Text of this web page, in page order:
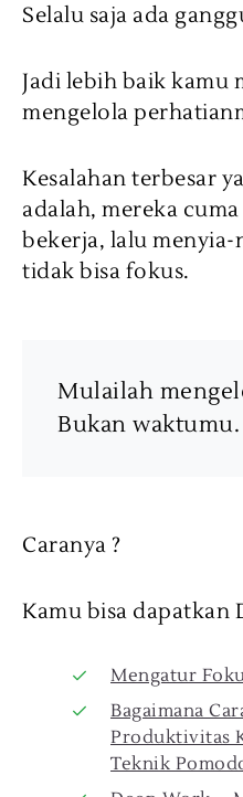
Selalu saja ada
Jadi lebih baik kamu
mengelola
Kesalahan terbesar
adalah, mereka
bekerja, lalu
tidak bisa fokus.
Mulailah
Bukan waktumu.
Caranya ?
Kamu bisa dapatkan
Mengatur
Bagaimana
Produktivitas
Teknik